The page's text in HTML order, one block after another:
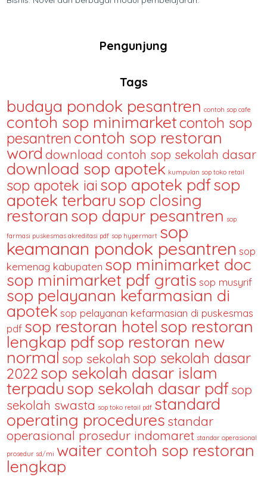
Pengunjung
Tags
budaya pondok pesantren contoh sop cafe
contoh sop minimarketcontoh sop
pesantren contoh sop restoran
word download contoh sop sekolah dasar
download sop apotek kumpulan sop toko retail
sop apotek iai sop apotek pdfsop
apotek terbarusop closing
restoran sop dapur pesantren sop
farmasi puskesmas akreditasi pdf sop hypermart sop
keamanan pondok pesantren sop
kemenag kabupaten sop minimarket doc
sop minimarket pdf gratis sop musyrif
sop pelayanan kefarmasian di
apotek sop pelayanan kefarmasian di puskesmas
pdf sop restoran hotel sop restoran
lengkap pdfsop restoran new
normal sop sekolah sop sekolah dasar
2022 sop sekolah dasar islam
terpadu sop sekolah dasar pdfsop
sekolah swasta sop toko retail pdf standard
operating procedures standar
operasional prosedur indomaret standar operasional
prosedur sd/mi waiter contoh sop restoran
lengkap